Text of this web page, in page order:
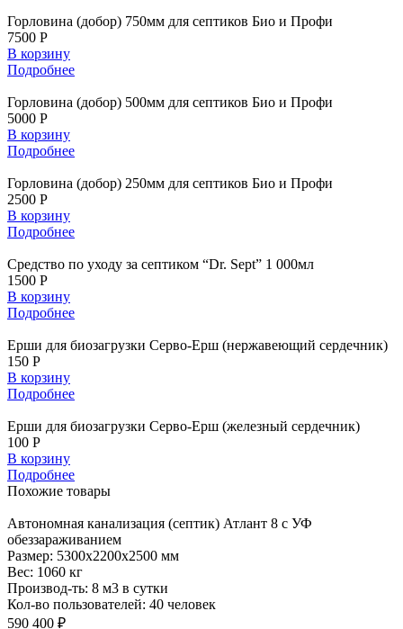
Горловина (добор) 750мм для септиков Био и Профи
7500 Р
В корзину
Подробнее
Горловина (добор) 500мм для септиков Био и Профи
5000 Р
В корзину
Подробнее
Горловина (добор) 250мм для септиков Био и Профи
2500 Р
В корзину
Подробнее
Средство по уходу за септиком “Dr. Sept” 1 000мл
1500 Р
В корзину
Подробнее
Ерши для биозагрузки Серво-Ерш (нержавеющий сердечник)
150 Р
В корзину
Подробнее
Ерши для биозагрузки Серво-Ерш (железный сердечник)
100 Р
В корзину
Подробнее
Похожие товары
Автономная канализация (септик) Атлант 8 с УФ
обеззараживанием
Размер: 5300x2200x2500 мм
Вес: 1060 кг
Производ-ть: 8 м3 в сутки
Кол-во пользователей: 40 человек
590 400 ₽